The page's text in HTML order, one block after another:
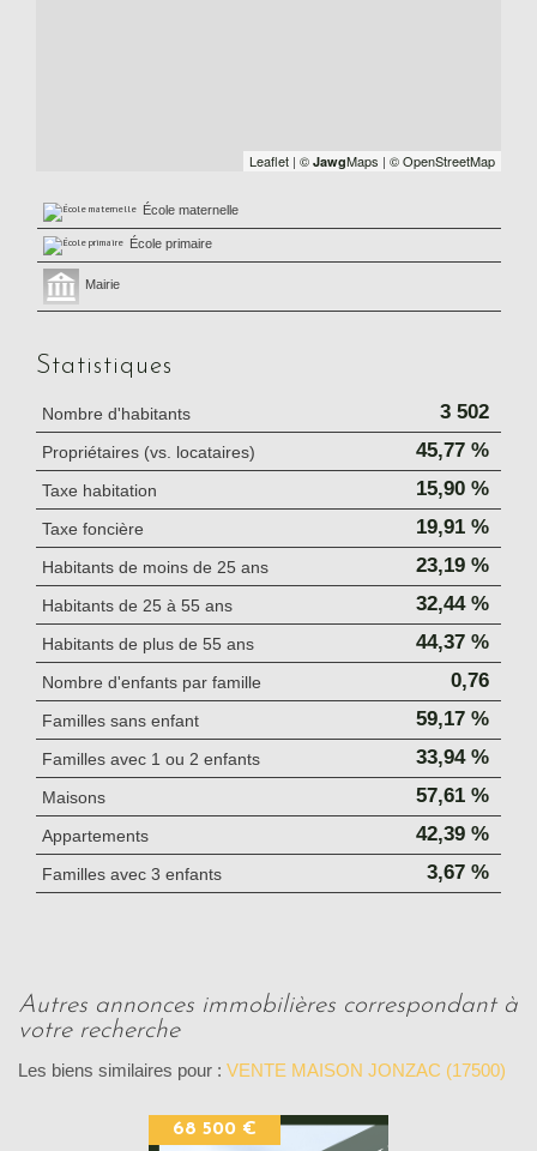
Leaflet | © JawgMaps | © OpenStreetMap
École maternelle
École primaire
Mairie
Statistiques
Nombre d'habitants 3 502
Propriétaires (vs. locataires) 45,77 %
Taxe habitation 15,90 %
Taxe foncière 19,91 %
Habitants de moins de 25 ans 23,19 %
Habitants de 25 à 55 ans 32,44 %
Habitants de plus de 55 ans 44,37 %
Nombre d'enfants par famille 0,76
Familles sans enfant 59,17 %
Familles avec 1 ou 2 enfants 33,94 %
Maisons 57,61 %
Appartements 42,39 %
Familles avec 3 enfants 3,67 %
autres annonces immobilières correspondant à
votre recherche
Les biens similaires pour : VENTE MAISON JONZAC (17500)
68 500 €